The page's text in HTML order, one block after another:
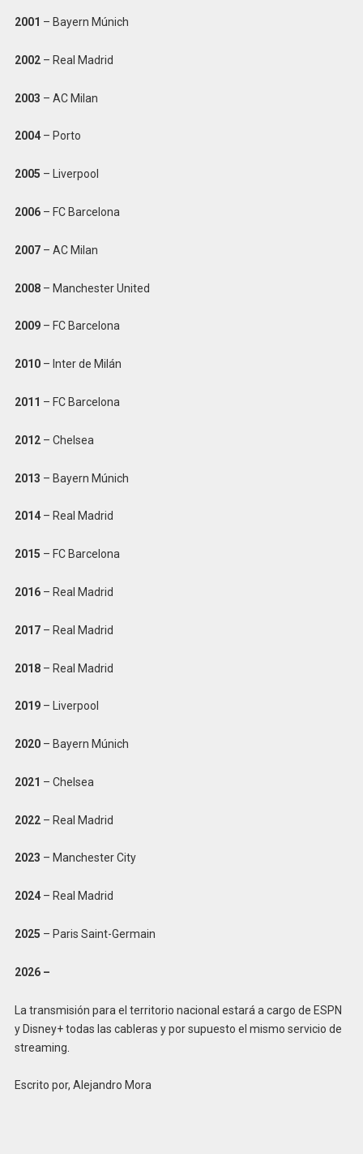
2001 – Bayern Múnich
2002– Real Madrid
2003 – AC Milan
2004– Porto
2005 – Liverpool
2006– FC Barcelona
2007– AC Milan
2008– Manchester United
2009– FC Barcelona
2010– Inter de Milán
2011 – FC Barcelona
2012– Chelsea
2013 – Bayern Múnich
2014– Real Madrid
2015 – FC Barcelona
2016– Real Madrid
2017– Real Madrid
2018– Real Madrid
2019– Liverpool
2020– Bayern Múnich
2021 – Chelsea
2022 – Real Madrid
2023 – Manchester City
2024– Real Madrid
2025 – Paris Saint-Germain
2026 –
La transmisión para el territorio nacional estará a cargo de ESPN
y Disney+ todas las cableras y por supuesto el mismo servicio de
streaming
Escrito por, Alejandro Mora